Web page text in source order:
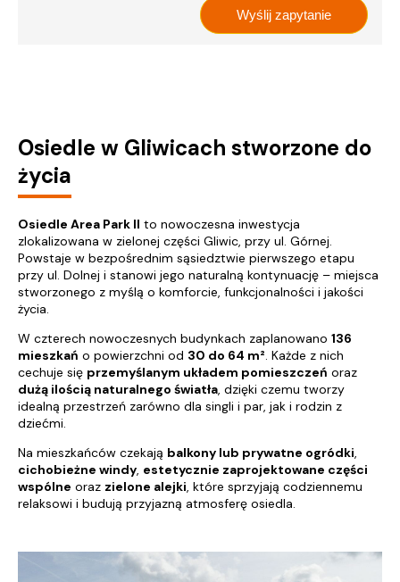
Osiedle w Gliwicach stworzone do
życia
Osiedle Area Park II to nowoczesna inwestycja
zlokalizowana w zielonej części Gliwic, przy ul. Górnej.
Powstaje w bezpośrednim sąsiedztwie pierwszego etapu
przy ul. Dolnej i stanowi jego naturalną kontynuację – miejsca
stworzonego z myślą o komforcie, funkcjonalności i jakości
życia.
W czterech nowoczesnych budynkach zaplanowano 136
mieszkań o powierzchni od 30 do 64 m². Każde z nich
cechuje się przemyślanym układem pomieszczeń oraz
dużą ilością naturalnego światła, dzięki czemu tworzy
idealną przestrzeń zarówno dla singli i par, jak i rodzin z
dziećmi.
Na mieszkańców czekają balkony lub prywatne ogródki,
cichobieżne windy, estetycznie zaprojektowane części
wspólne oraz zielone alejki, które sprzyjają codziennemu
relaksowi i budują przyjazną atmosferę osiedla.